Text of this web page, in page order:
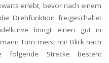
erlebt, bevor nach einem
Drehfunktion freigeschaltet
bringt einen gut in
Turn meist mit Blick nach
Strecke besteht